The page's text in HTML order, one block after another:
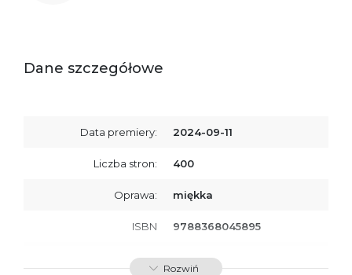
Dane szczegółowe
Data premiery: 2024-09-11
Liczba stron: 400
Oprawa: miękka
ISBN 9788368045895
SKU: K800787
Rozwiń